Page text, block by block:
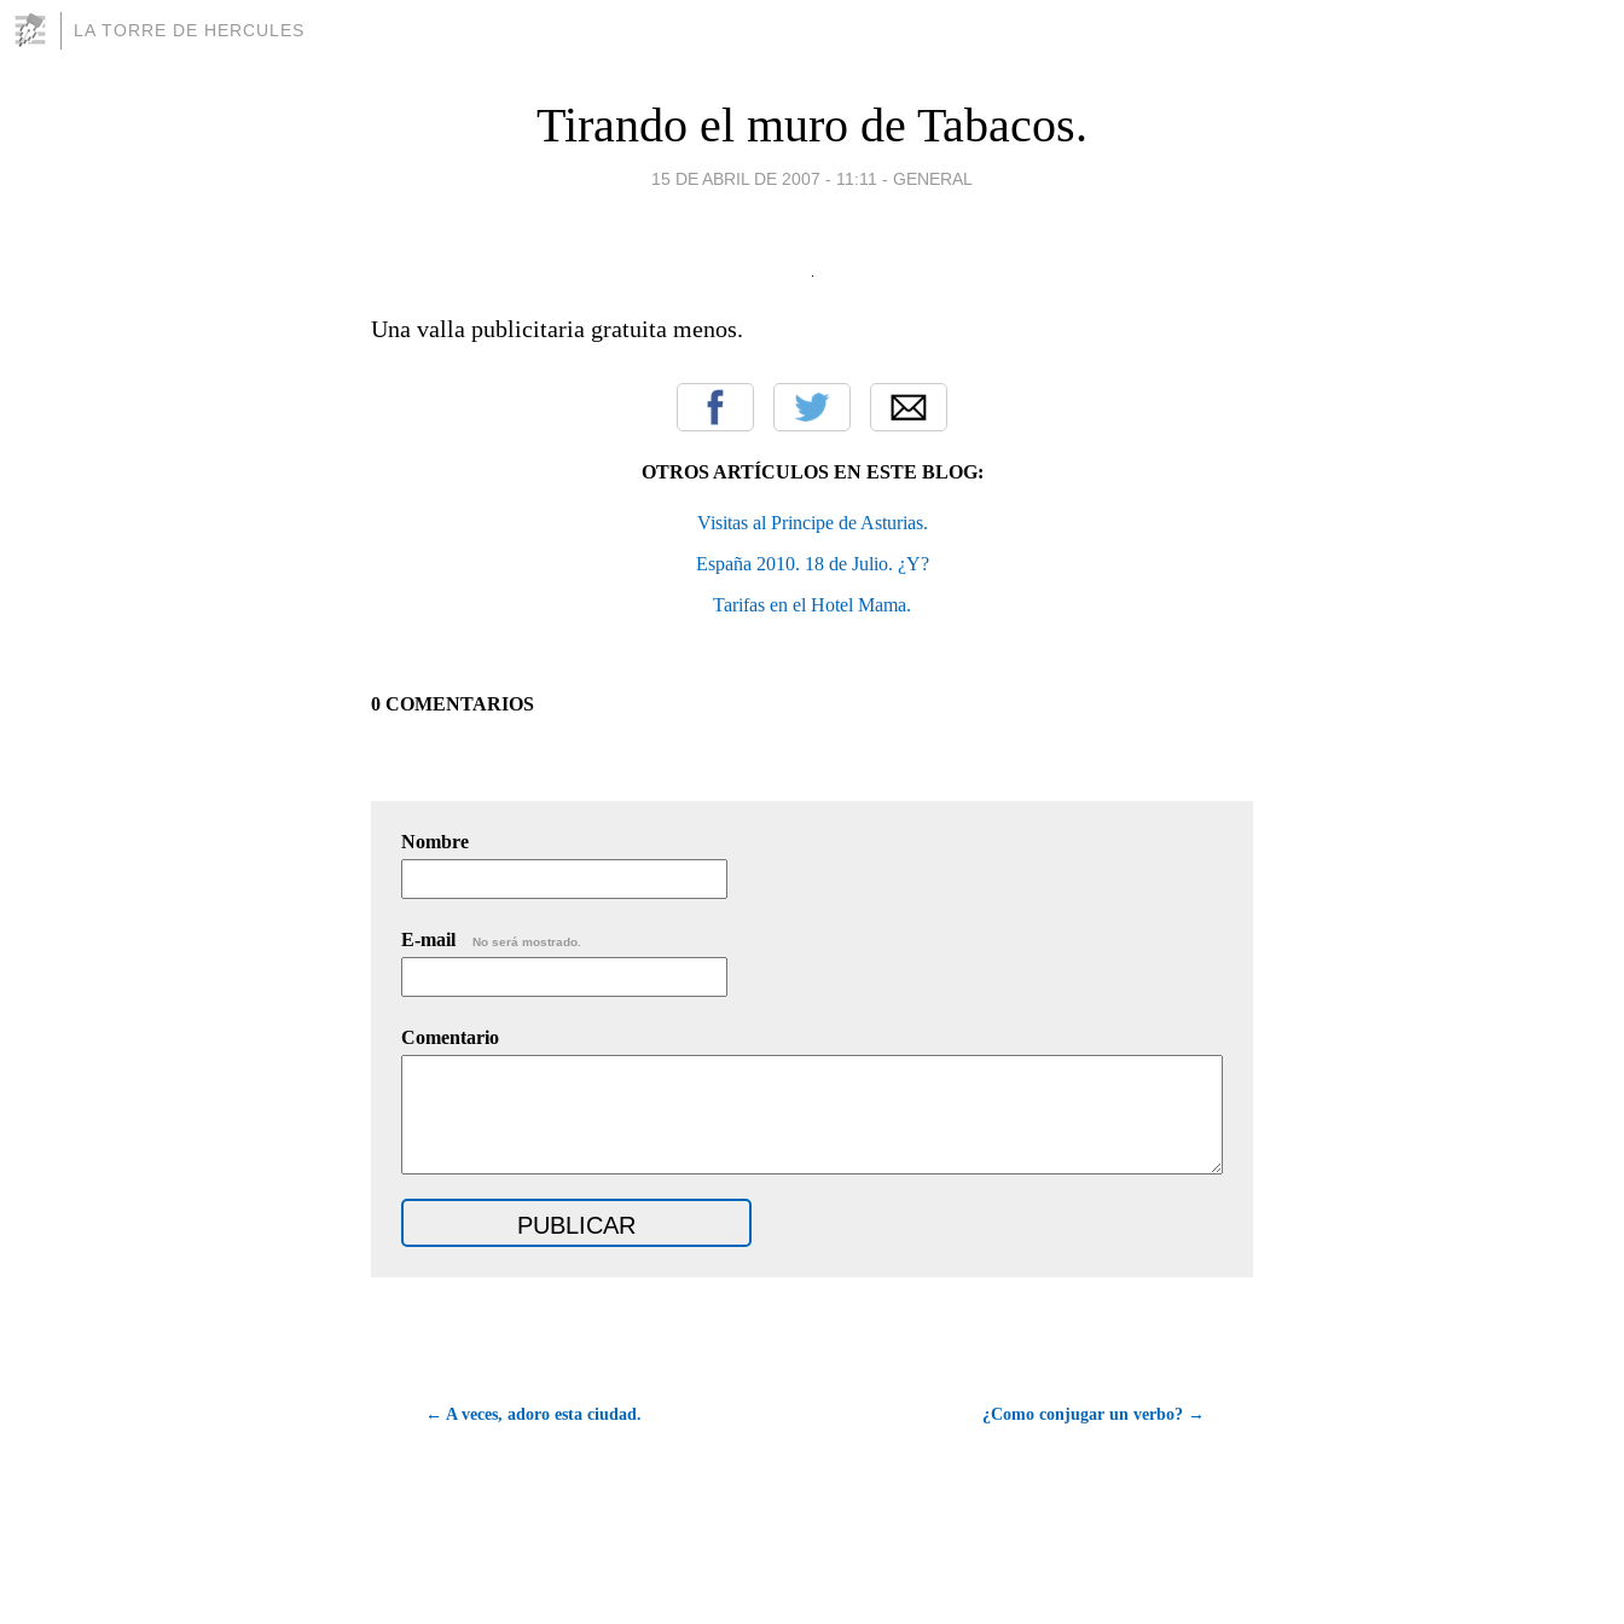
LA TORRE DE HERCULES
Tirando el muro de Tabacos.
15 DE ABRIL DE 2007 - 11:11 - GENERAL
Una valla publicitaria gratuita menos.
OTROS ARTÍCULOS EN ESTE BLOG:
Visitas al Principe de Asturias.
España 2010. 18 de Julio. ¿Y?
Tarifas en el Hotel Mama.
0 COMENTARIOS
Nombre
E-mail No será mostrado.
Comentario
← A veces, adoro esta ciudad. ¿Como conjugar un verbo? →